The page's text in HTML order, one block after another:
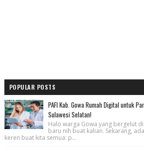
POPULAR POSTS
PAFI Kab. Gowa Rumah Digital untuk
Sulawesi Selatan!
Halo warga Gowa yang bergelut
baru nih buat kalian. Sekarang,
keren buat kita semua: p...